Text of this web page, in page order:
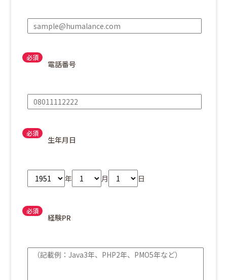
電話番号
生年月日
年 月 日
経験PR